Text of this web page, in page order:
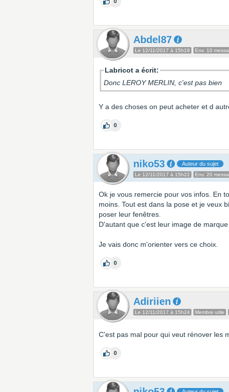
Abdel87
Le 12/11/2017 à 15h19 Env. 10
Labricot a écrit:
Donc LEROY MERLIN, c'est pas bien
Y a des choses on peut acheter et d
0
niko53 Auteur du sujet
Le 12/11/2017 à 15h22 Env. 20
Ok je vous remercie pour vos infos. En
moins. Tout est dans la pose et je veux
poser leur fenêtres.
D'autant que c'est leur image de marque
Je vais donc m'orienter vers ce choix.
0
Adiriien
Le 12/11/2017 à 15h24 Membre utile
C'est pas mal pour qui veut rénover les
0